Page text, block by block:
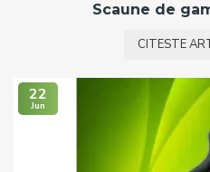
Scaune de
CITESTE
22
Jun